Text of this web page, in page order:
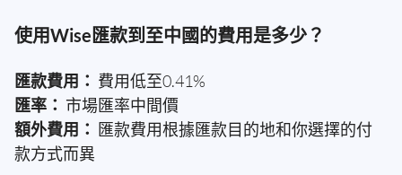
使用Wise匯款到至中國的費用是多少？
匯款費用： 費用低至0.41%
匯率： 市場匯率中間價
額外費用： 匯款費用根據匯款目的地和你選擇的付
款方式而異